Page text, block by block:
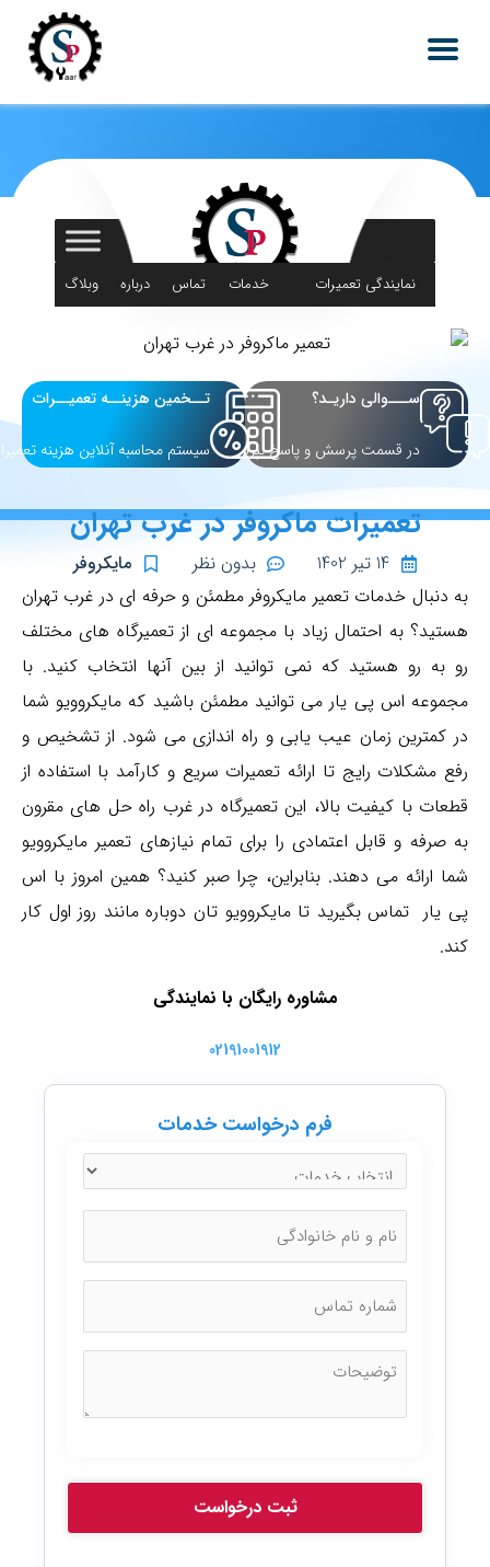
نمایندگی تعمیرات
خدمات
تماس
درباره
وبلاگ
ســـوالی داریـد؟
در قسمت پرسش و پاسخ بپرسید
تــخمین هزینــه تعمیــرات
سیستم محاسبه آنلاین هزینه
تعمیرات ماکروفر در غرب تهران
14 تیر 1402 بدون نظر
مایکروفر
به دنبال خدمات تعمیر مایکروفر مطمئن و حرفه ای در غرب تهران
هستید؟ به احتمال زیاد با مجموعه ای از تعمیرگاه های مختلف
رو به رو هستید که نمی توانید از بین آنها انتخاب کنید. با
مجموعه اس پی یار می توانید مطمئن باشید که مایکروویو شما
در کمترین زمان عیب یابی و راه اندازی می شود. از تشخیص و
رفع مشکلات رایج تا ارائه تعمیرات سریع و کارآمد با استفاده از
قطعات با کیفیت بالا، این تعمیرگاه در غرب راه حل های مقرون
به صرفه و قابل اعتمادی را برای تمام نیازهای تعمیر مایکروویو
شما ارائه می دهند. بنابراین، چرا صبر کنید؟ همین امروز با اس
پی یار تماس بگیرید تا مایکروویو تان دوباره مانند روز اول کار
کند.
مشاوره رایگان با نمایندگی
02191001912
فرم درخواست خدمات